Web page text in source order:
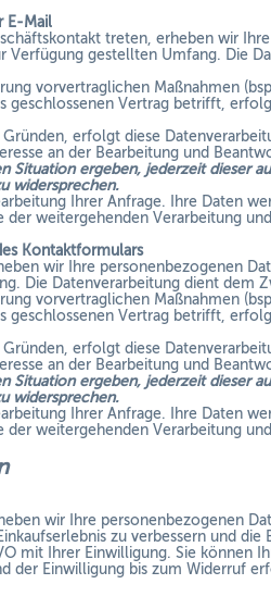
E-Mail
treten, erheben wir
Verfügung gestellten Umfang. Die
vorvertraglichen Maßnahmen
geschlossenen Vertrag betrifft,
erfolgt diese
an der Bearbeitung und
Situation ergeben, jederzeit dieser
widersprechen.
Ihrer Anfrage. Ihre Daten
der weitergehenden Verarbeitung
Kontaktformulars
wir Ihre personenbezogenen
Die Datenverarbeitung dient dem
vorvertraglichen Maßnahmen
geschlossenen Vertrag betrifft,
erfolgt diese
an der Bearbeitung und
Situation ergeben, jederzeit dieser
widersprechen.
Ihrer Anfrage. Ihre Daten
der weitergehenden Verarbeitung
wir Ihre personenbezogenen
zu verbessern und
mit Ihrer Einwilligung. Sie können
der Einwilligung bis zum Widerruf